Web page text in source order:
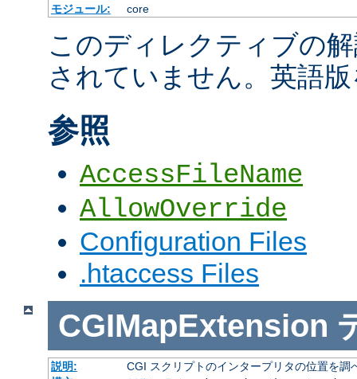
モジュール:
core
このディレクティブの
されていません。英語
参照
AccessFileName
AllowOverride
Configuration Files
.htaccess Files
CGIMapExtension
説明:
CGI スクリプトのインタープリタの位置を調